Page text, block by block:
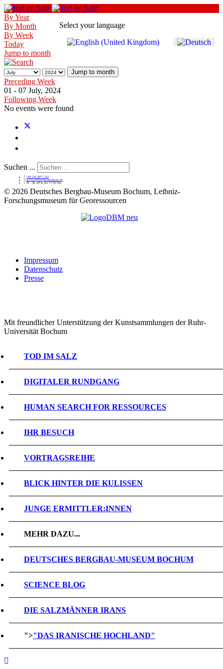
Select your language
By Year
By Month
By Week
Today
Jump to month
Jump to month
Preceding Week
01 - 07 July, 2024
Following Week
No events were found
Suchen ...
+49 234 5877 232
service@bergbaumuseum.de
Di - So 09:30 bis 17:30 Uhr
© 2026 Deutsches Bergbau-Museum Bochum, Leibniz-
Forschungsmuseum für Georessourcen
Impressum
Datenschutz
Presse
Mit freundlicher Unterstützung der Kunstsammlungen der Ruhr-
Universität Bochum
TOD IM SALZ
DIGITALER RUNDGANG
HUMAN SEARCH FOR RESSOURCES
IHR BESUCH
VORTRAGSREIHE
BLICK HINTER DIE KULISSEN
JUNGE ERMITTLER:INNEN
MEHR DAZU...
DEUTSCHES BERGBAU-MUSEUM BOCHUM
SCIENCE BLOG
DIE SALZMÄNNER IRANS
">"DAS IRANISCHE HOCHLAND"